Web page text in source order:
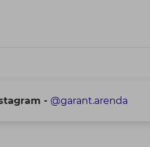
- @garant.arenda